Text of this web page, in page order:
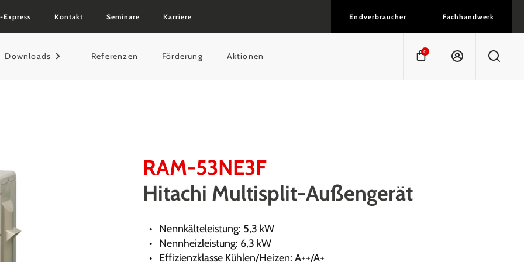
Express Kontakt Seminare Karriere Endverbraucher Fachhandwerk
Downloads Referenzen Förderung Aktionen 0
RAM-53NE3F
Hitachi Multisplit-Außengerät
Nennkälteleistung: 5,3 kW
Nennheizleistung: 6,3 kW
Effizienzklasse Kühlen/Heizen: A++/A+